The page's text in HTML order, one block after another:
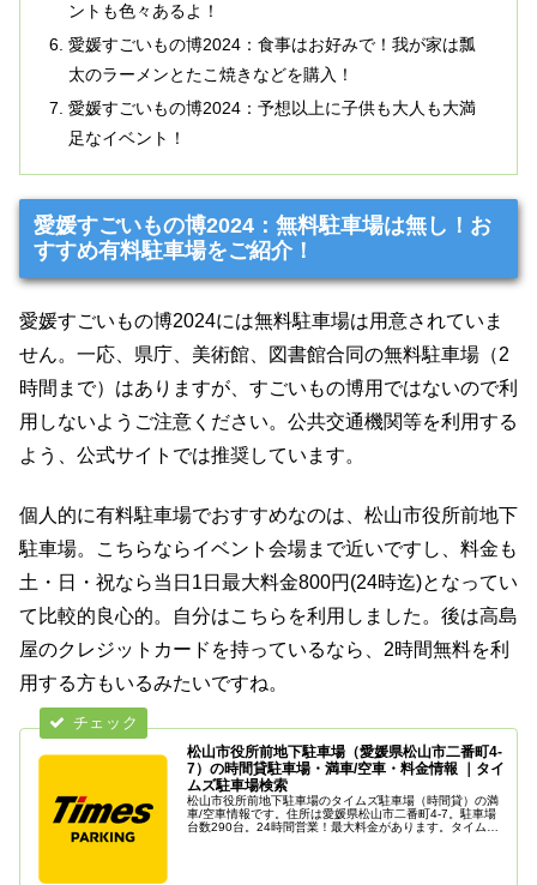
ントも色々あるよ！
愛媛すごいもの博2024：食事はお好みで！我が家は瓢
太のラーメンとたこ焼きなどを購入！
愛媛すごいもの博2024：予想以上に子供も大人も大満
足なイベント！
愛媛すごいもの博2024：無料駐車場は無し！お
すすめ有料駐車場をご紹介！
愛媛すごいもの博2024には無料駐車場は用意されていま
せん。一応、県庁、美術館、図書館合同の無料駐車場（2
時間まで）はありますが、すごいもの博用ではないので利
用しないようご注意ください。公共交通機関等を利用する
よう、公式サイトでは推奨しています。
個人的に有料駐車場でおすすめなのは、松山市役所前地下
駐車場。こちらならイベント会場まで近いですし、料金も
土・日・祝なら当日1日最大料金800円(24時迄)となってい
て比較的良心的。自分はこちらを利用しました。後は高島
屋のクレジットカードを持っているなら、2時間無料を利
用する方もいるみたいですね。
松山市役所前地下駐車場（愛媛県松山市二番町4-
7）の時間貸駐車場・満車/空車・料金情報 ｜タイ
ムズ駐車場検索
松山市役所前地下駐車場のタイムズ駐車場（時間貸）の満
車/空車情報です。住所は愛媛県松山市二番町4-7。駐車場
台数290台。24時間営業！最大料金があります。タイムズ